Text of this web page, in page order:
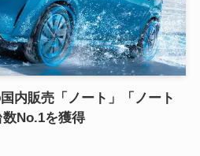
内販売「ノート」「ノート
No.1を獲得